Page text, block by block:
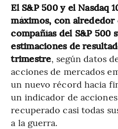
El S&P 500 y el Nasdaq
máximos, con alrededor
compañías del S&P 500
estimaciones de
trimestre, según datos
acciones de mercados
un nuevo récord hacia
un indicador de
recuperado casi todas
a la guerra.